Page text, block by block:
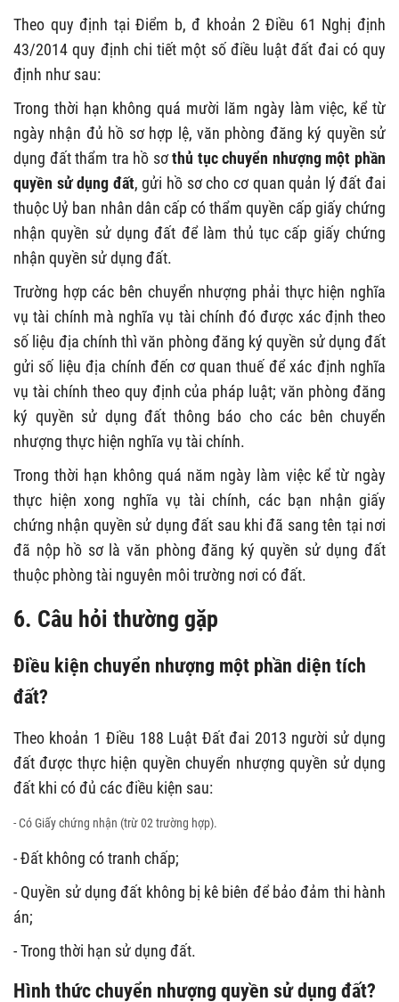
Theo quy định tại Điểm b, đ khoản 2 Điều 61 Nghị định
43/2014 quy định chi tiết một số điều luật đất đai có quy
định như sau:
Trong thời hạn không quá mười lăm ngày làm việc, kể từ
ngày nhận đủ hồ sơ hợp lệ, văn phòng đăng ký quyền sử
dụng đất thẩm tra hồ sơthủ tục chuyển nhượng một phần
quyền sử dụng đất, gửi hồ sơ cho cơ quan quản lý đất đai
thuộc Uỷ ban nhân dân cấp có thẩm quyền cấp giấy chứng
nhận quyền sử dụng đất để làm thủ tục cấp giấy chứng
nhận quyền sử dụng đất.
Trường hợp các bên chuyển nhượng phải thực hiện nghĩa
vụ tài chính mà nghĩa vụ tài chính đó được xác định theo
số liệu địa chính thì văn phòng đăng ký quyền sử dụng đất
gửi số liệu địa chính đến cơ quan thuế để xác định nghĩa
vụ tài chính theo quy định của pháp luật; văn phòng đăng
ký quyền sử dụng đất thông báo cho các bên chuyển
nhượng thực hiện nghĩa vụ tài chính.
Trong thời hạn không quá năm ngày làm việc kể từ ngày
thực hiện xong nghĩa vụ tài chính, các bạn nhận giấy
chứng nhận quyền sử dụng đất sau khi đã sang tên tại nơi
đã nộp hồ sơ là văn phòng đăng ký quyền sử dụng đất
thuộc phòng tài nguyên môi trường nơi có đất.
6. Câu hỏi thường gặp
Điều kiện chuyển nhượng một phần diện tích
đất?
Theo khoản 1 Điều 188 Luật Đất đai 2013 người sử dụng
đất được thực hiện quyền chuyển nhượng quyền sử dụng
đất khi có đủ các điều kiện sau:
- Có Giấy chứng nhận (trừ 02 trường hợp).
- Đất không có tranh chấp;
- Quyền sử dụng đất không bị kê biên để bảo đảm thi hành
án;
- Trong thời hạn sử dụng đất.
Hình thức chuyển nhượng quyền sử dụng đất?